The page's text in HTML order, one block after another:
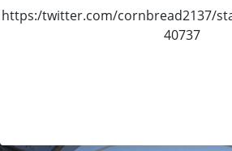
https:/twitter.com/cornbread2137/
40737